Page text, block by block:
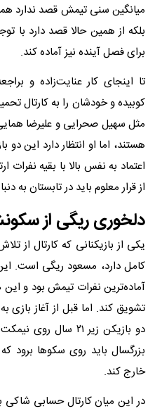
میانگین سنی تیمش قصد ندارد
بلکه از همین حالا قصد دارد با
برای فصل آینده نیز آماده کند.
تا اینجای کار عنایت‌زاده و
کوبیده و خودشان را به کارتال
مثل سهیل صحرایی و علیرضا
هستند، اما او انتظار دارد این
اعتماد به نفس بالا با بقیه نفرات
از قرار معلوم باید در تابستان به
دلخوری ریگی از
یکی از بازیکنانی که کارتال از
کامل دارد، مسعود ریگی است.
آماده‌ترین نفرات تیمش بود و
تشویق کند. اما قبل از آغاز بازی
دو بازیکن زیر ۲۱
بزرگسال باید روی سکو‌ها برود
خارج کند.